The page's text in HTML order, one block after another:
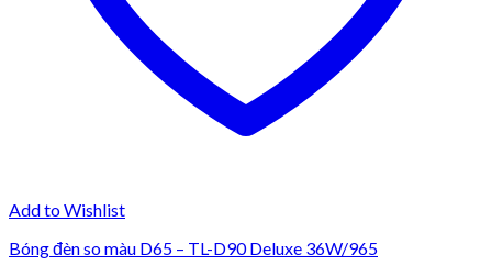
Add to Wishlist
Bóng đèn so màu D65 – TL-D90 Deluxe 36W/965